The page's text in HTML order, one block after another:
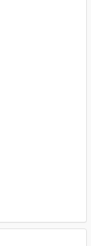
- Iddo
us and we